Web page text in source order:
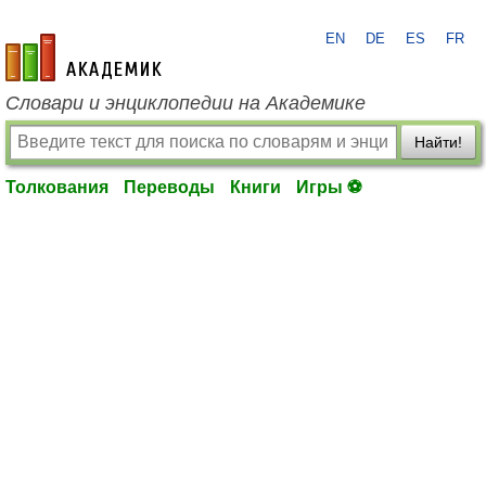
academic.ru
EN DE ES FR
Словари и энциклопедии на Академике
Найти!
Толкования Переводы Книги Игры ⚽